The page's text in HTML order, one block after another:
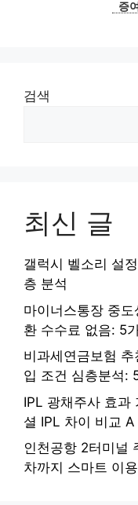
증
검색
최신 글
갤럭시 벨소리 설
층 분석
마이너스통장 중
환 수수료 없음: 5
비과세연금보험
입 조건 심층분석:
IPL 광채주사 효과
셜 IPL 차이 비교
인천공항 2터미널
차까지 스마트 이